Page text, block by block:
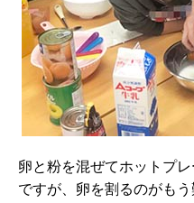
卵と粉を混ぜてホットプ
ですが、卵を割るのがもう